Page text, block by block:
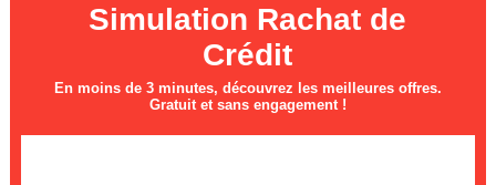
Simulation Rachat de
Crédit
En moins de 3 minutes, découvrez les meilleures offres.
Gratuit et sans engagement !